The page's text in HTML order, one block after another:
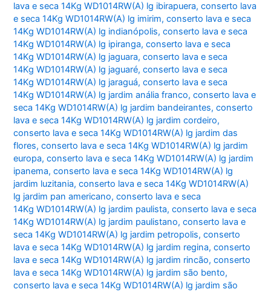
lava e seca 14Kg WD1014RW(A) lg ibirapuera,conserto lava
e seca 14Kg WD1014RW(A) lg imirim,conserto lava e seca
14Kg WD1014RW(A) lg indianópolis,conserto lava e seca
14Kg WD1014RW(A) lg ipiranga,conserto lava e seca
14Kg WD1014RW(A) lg jaguara,conserto lava e seca
14Kg WD1014RW(A) lg jaguaré,conserto lava e seca
14Kg WD1014RW(A) lg jaraguá,conserto lava e seca
14Kg WD1014RW(A) lg jardim anália franco,conserto lava e
seca 14Kg WD1014RW(A) lg jardim bandeirantes,conserto
lava e seca 14Kg WD1014RW(A) lg jardim cordeiro,
conserto lava e seca 14Kg WD1014RW(A) lg jardim das
flores,conserto lava e seca 14Kg WD1014RW(A) lg jardim
europa,conserto lava e seca 14Kg WD1014RW(A) lg jardim
ipanema,conserto lava e seca 14Kg WD1014RW(A) lg
jardim luzitania,conserto lava e seca 14Kg WD1014RW(A)
lg jardim pan americano,conserto lava e seca
14Kg WD1014RW(A) lg jardim paulista,conserto lava e seca
14Kg WD1014RW(A) lg jardim paulistano,conserto lava e
seca 14Kg WD1014RW(A) lg jardim petropolis,conserto
lava e seca 14Kg WD1014RW(A) lg jardim regina,conserto
lava e seca 14Kg WD1014RW(A) lg jardim rincão,conserto
lava e seca 14Kg WD1014RW(A) lg jardim são bento,
conserto lava e seca 14Kg WD1014RW(A) lg jardim são